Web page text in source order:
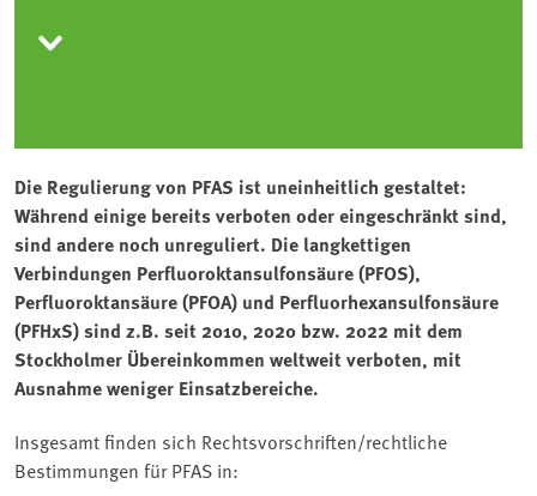
Die Regulierung von PFAS ist uneinheitlich gestaltet:
Während einige bereits verboten oder eingeschränkt sind,
sind andere noch unreguliert. Die langkettigen
Verbindungen Perfluoroktansulfonsäure (PFOS),
Perfluoroktansäure (PFOA) und Perfluorhexansulfonsäure
(PFHxS) sind z.B. seit 2010, 2020 bzw. 2022 mit dem
Stockholmer Übereinkommen weltweit verboten, mit
Ausnahme weniger Einsatzbereiche.
Insgesamt finden sich Rechtsvorschriften/rechtliche
Bestimmungen für PFAS in: